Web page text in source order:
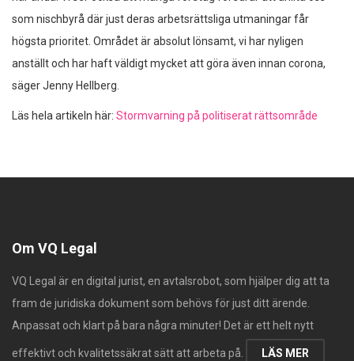
som nischbyrå där just deras arbetsrättsliga utmaningar får
högsta prioritet. Området är absolut lönsamt, vi har nyligen
anställt och har haft väldigt mycket att göra även innan corona,
säger Jenny Hellberg.
Läs hela artikeln här: Stormvarning på politiserat rättsområde
Om VQ Legal
VQ Legal är en digital jurist, en avtalsrobot, som hjälper dig att ta
fram de juridiska dokument som behövs för just ditt ärende.
Anpassat och klart på bara några minuter! Det är ett helt nytt
effektivt och kvalitetssäkrat sätt att arbeta på. LÄS MER